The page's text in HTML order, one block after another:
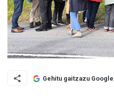
Gehitu gaitzazu